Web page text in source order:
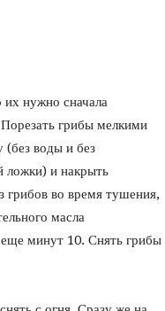
нужно сначала
грибы мелкими
(без воды и без
ложки) и накрыть
грибов во время тушения,
масла
минут 10. Снять грибы